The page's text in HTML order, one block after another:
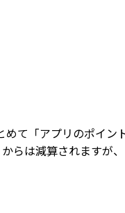
て「アプリのポイン
らは減算されますが